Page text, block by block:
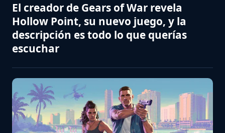
El creador de Gears of War revela
Hollow Point, su nuevo juego, y la
descripción es todo lo que querías
escuchar